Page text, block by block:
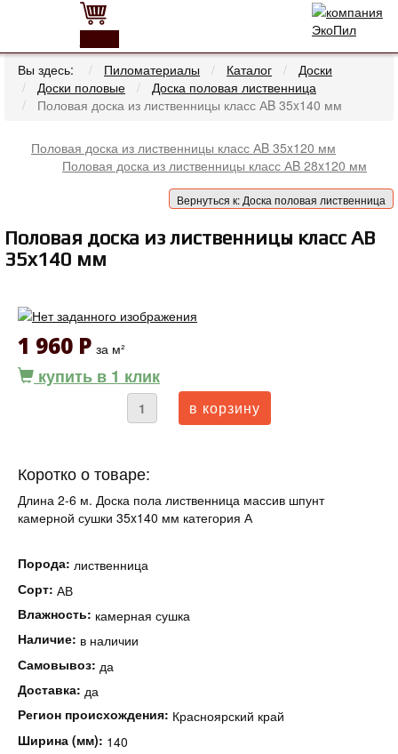
Вы здесь:
Пиломатериалы Каталог
Доски
Доски половые
Доска половая лиственница
Половая доска из лиственницы класс АB 35x140 мм
Половая доска из лиственницы класс АB 35x120 мм
Половая доска из лиственницы класс АB 28x120 мм
Вернуться к: Доска половая лиственница
Половая доска из лиственницы класс АB
35x140 мм
1 960 Р за м²
купить в 1 клик
Коротко о товаре:
Длина 2-6 м. Доска пола лиственница массив шпунт
камерной сушки 35x140 мм категория А
Порода: лиственница
Сорт: АВ
Влажность: камерная сушка
Наличие: в наличии
Самовывоз: да
Доставка: да
Регион происхождения: Красноярский край
Ширина (мм): 140